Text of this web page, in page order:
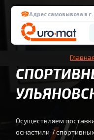
Адрес самовывоза в г.
Главная
Осуществляем
оснастили 7